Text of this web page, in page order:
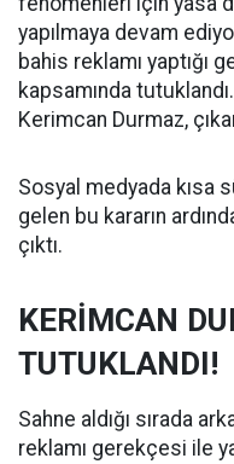
yapılmaya devam
bahis reklamı yaptığı
kapsamında
Kerimcan Durmaz,
Sosyal medyada kısa
gelen bu kararın
çıktı.
KERİMCAN
TUTUKLANDI!
Sahne aldığı sırada
reklamı gerekçesi ile